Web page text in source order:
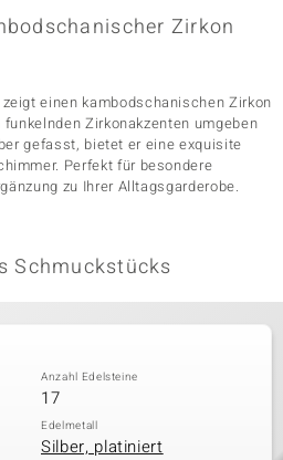
Zirkon
einen kambodschanischen Zirkon
Zirkonakzenten umgeben
gefasst, bietet er eine exquisite
Perfekt für besondere
zu Ihrer Alltagsgarderobe.
Schmuckstücks
Anzahl Edelsteine
17
Edelmetall
Silber, platiniert